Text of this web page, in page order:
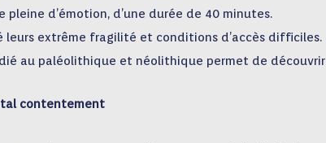
d’émotion, d’une durée de 40 minutes.
extrême fragilité et conditions d’accès difficiles.
au paléolithique et néolithique permet de
contentement